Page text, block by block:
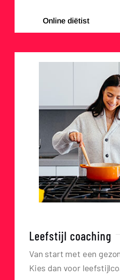
Online diëtist
Leefstijl coaching
Van start met een
Kies dan voor